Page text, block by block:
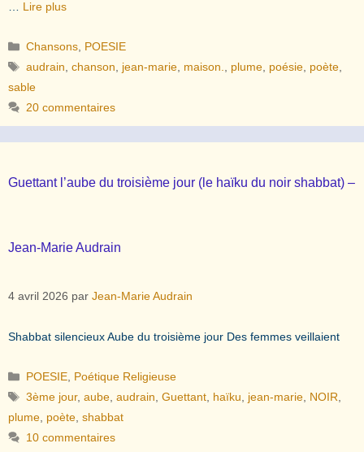
Lire plus
Catégories
Chansons POESIE
Étiquettes
audrain ,chanson jean-marie maison. plume poésie poète
sable
20 commentaires
Guettant l’aube du troisième jour (le haïku du noir shabbat) –
Jean-Marie Audrain
4 avril 2026 par Jean-Marie Audrain
Shabbat silencieux Aube du troisième jour Des femmes veillaient
Catégories
POESIE Poétique Religieuse
Étiquettes
3ème jour,aube ,audrain ,Guettant haïku jean-marie NOIR
plume poète shabbat
10 commentaires